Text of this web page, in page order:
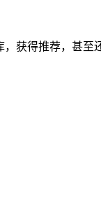
，获得推荐，甚